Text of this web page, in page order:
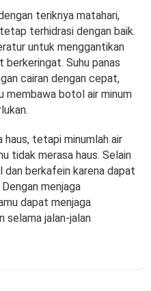
teriknya matahari,
terhidrasi dengan baik.
untuk menggantikan
berkeringat. Suhu panas
cairan dengan cepat,
membawa botol air minum
haus, tetapi minumlah air
tidak merasa haus. Selain
dan berkafein karena dapat
menjaga
dapat menjaga
selama jalan-jalan